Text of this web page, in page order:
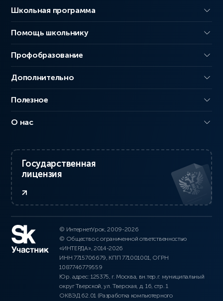
Школьная программа
Помощь школьнику
Профобразование
Дополнительно
Полезное
О нас
Государственная
лицензия
© ИнтернетУрок, 2009-2026
© Общество с ограниченной ответственностью
«ИНТЕРДА», 2014-2026
ИНН 7715706679, КПП 771001001, ОГРН
1087746779559
Юр. адрес: 125375, г. Москва, вн.тер.г. муниципальный
округ Тверской, ул. Тверская, д. 16, стр. 1
ОКВЭД 62.01 (Разработка компьютерного